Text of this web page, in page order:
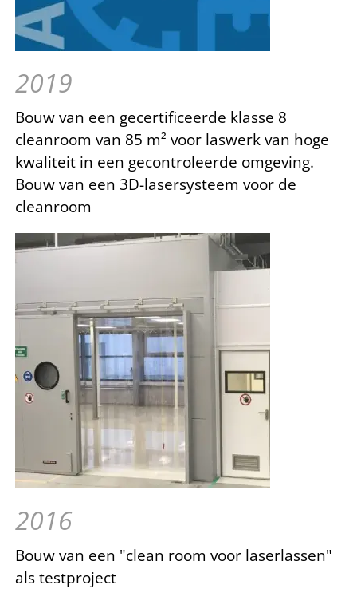
2019
Bouw van een gecertificeerde klasse 8
cleanroom van 85 m² voor laswerk van hoge
kwaliteit in een gecontroleerde omgeving.
Bouw van een 3D-lasersysteem voor de
cleanroom
2016
Bouw van een "clean room voor laserlassen"
als testproject